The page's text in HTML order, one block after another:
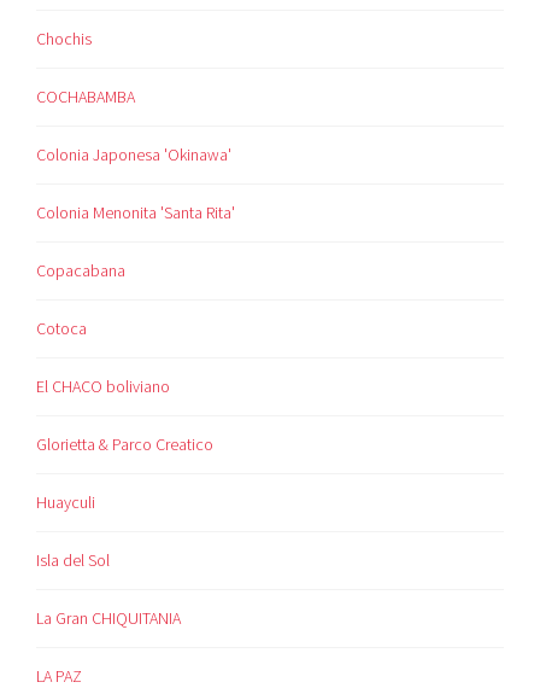
Chochis
COCHABAMBA
Colonia Japonesa 'Okinawa'
Colonia Menonita 'Santa Rita'
Copacabana
Cotoca
El CHACO boliviano
Glorietta & Parco Creatico
Huayculi
Isla del Sol
La Gran CHIQUITANIA
LA PAZ